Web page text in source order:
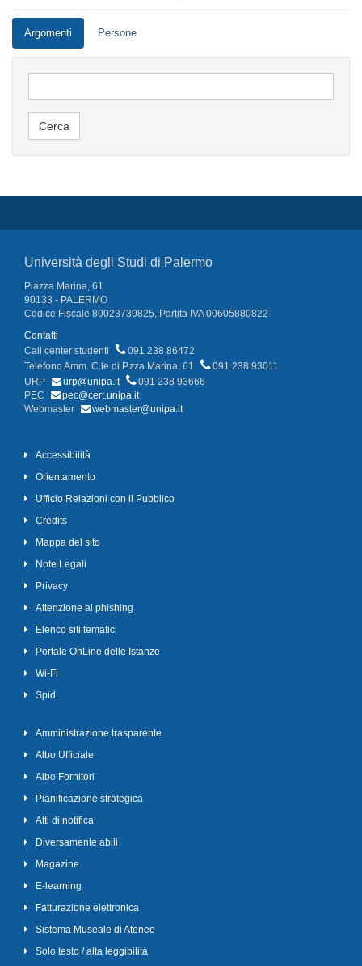
Argomenti Persone
Università degli Studi di Palermo
Piazza Marina, 61
90133 - PALERMO
Codice Fiscale 80023730825, Partita IVA 00605880822
Contatti
Call center studenti
091 238 86472
Telefono Amm. C.le di P.zza Marina, 61
091 238 93011
URP
urp@unipa.it
091 238 93666
PEC
pec@cert.unipa.it
Webmaster
webmaster@unipa.it
Accessibilità
Orientamento
Ufficio Relazioni con il Pubblico
Credits
Mappa del sito
Note Legali
Privacy
Attenzione al phishing
Elenco siti tematici
Portale OnLine delle Istanze
Wi-Fi
Spid
Amministrazione trasparente
Albo Ufficiale
Albo Fornitori
Pianificazione strategica
Atti di notifica
Diversamente abili
Magazine
E-learning
Fatturazione elettronica
Sistema Museale di Ateneo
Solo testo / alta leggibilità